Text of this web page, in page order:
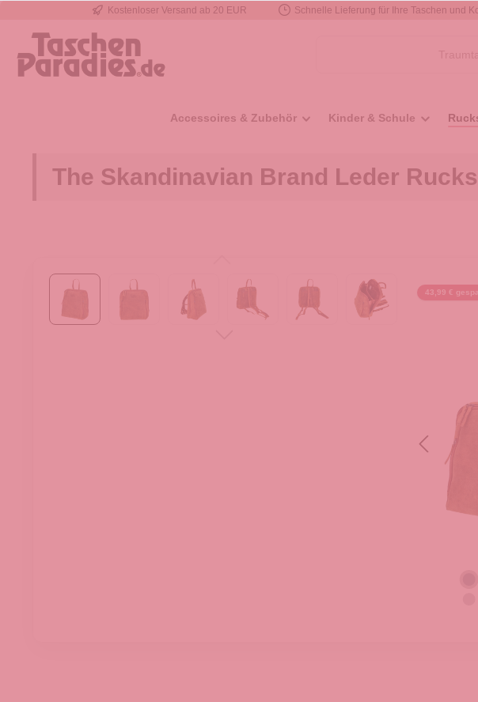
Zur Hauptnavigation springen
Kostenloser Versand ab 20 EUR Schnelle Lieferung für Ihre Taschen und
Accessoires & Zubehör Kinder & Schule
The Skandinavian Brand Leder
43,99 €